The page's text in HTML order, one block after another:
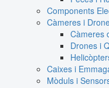
Components
Càmeres i
Càmeres
Drones i
Caixes i
Mòduls i